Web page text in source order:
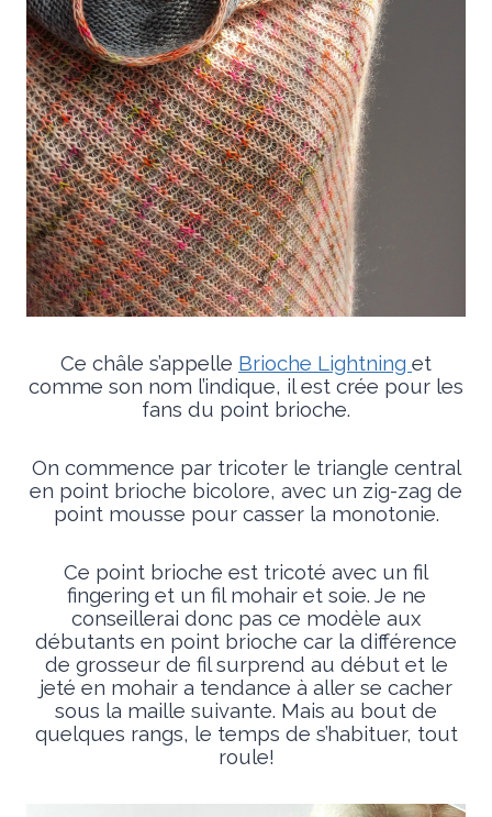
Ce châle s’appelle Brioche Lightning et
comme son nom l’indique, il est crée pour les
fans du point brioche.
On commence par tricoter le triangle central
en point brioche bicolore, avec un zig-zag de
point mousse pour casser la monotonie.
Ce point brioche est tricoté avec un fil
fingering et un fil mohair et soie. Je ne
conseillerai donc pas ce modèle aux
débutants en point brioche car la différence
de grosseur de fil surprend au début et le
jeté en mohair a tendance à aller se cacher
sous la maille suivante. Mais au bout de
quelques rangs, le temps de s’habituer, tout
roule!